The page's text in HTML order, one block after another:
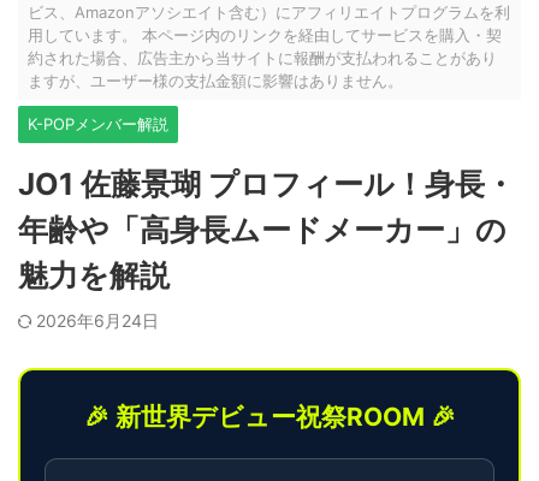
ビス、Amazonアソシエイト含む）にアフィリエイトプログラムを利
用しています。 本ページ内のリンクを経由してサービスを購入・契
約された場合、広告主から当サイトに報酬が支払われることがあり
ますが、ユーザー様の支払金額に影響はありません。
K-POPメンバー解説
JO1 佐藤景瑚 プロフィール！身長・
年齢や「高身長ムードメーカー」の
魅力を解説
2026年6月24日
🎉 新世界デビュー祝祭ROOM 🎉